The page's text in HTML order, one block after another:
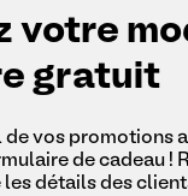
votre
gratuit
de vos promotions
de cadeau !
détails des